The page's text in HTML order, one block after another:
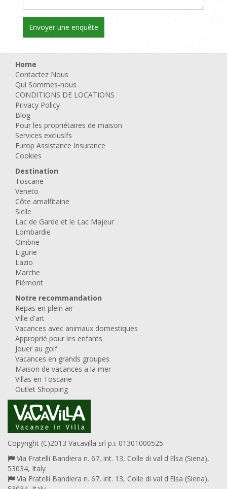
Home
Contactez Nous
Qui Sommes-nous
CONDITIONS DE LOCATIONS
Privacy Policy
Blog
Pour les propriétaires de maison
Services exclusifs
Europ Assistance Insurance
Cookies
Destination
Toscane
Veneto
Côte amalfitaine
Sicile
Lac de Garde et le Lac Majeur
Lombardie
Ombrie
Ligurie
Lazio
Marche
Piémont
Notre recommandation
Repas en plein air
Ville d'art
Vacances avec animaux domestiques
Approprié pour les enfants
Jouer au golf
Vacances en grands groupes
Maison de vacances a la mer
Villas en Toscane
Outlet Shopping
Copyright (C)2013 Vacavilla srl p.i. 01301000525
Via Fratelli Bandiera n. 67, int. 13, Colle di val d'Elsa (Siena),
53034, Italy
Via Fratelli Bandiera n. 67, int. 13, Colle di val d'Elsa (Siena),